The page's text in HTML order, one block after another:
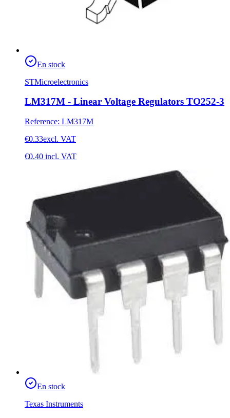
En stock
STMicroelectronics
LM317M - Linear Voltage Regulators TO252-3
Reference: LM317M
€0.33excl. VAT
€0.40 incl. VAT
En stock
Texas Instruments